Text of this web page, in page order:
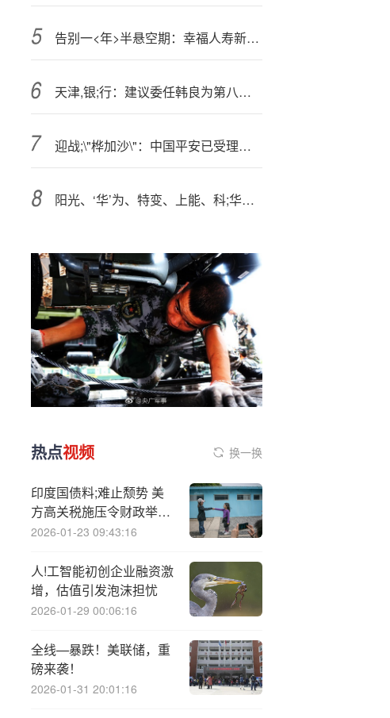
告别一<年>半悬空期：幸福人寿新董事长何六艺任职落槌，多重压力考验新管理层
天津,银;行：建议委任韩良为第八届董事会独立非执行董事
迎战;\"桦加沙\"：中国平安已受理报案1957笔、预估理赔超2239万，多地实施车辆转移救援
阳光、‘华’为、特变、上能、科;华等企业入围中国能建20GW逆变器集采
热点视频 换一换
印度国债料;难止颓势 美
方高关税施压令财政举债
担忧发酵
2026-01-23 09:43:16
人!工智能初创企业融资激
增，估值引发泡沫担忧
2026-01-29 00:06:16
全线—暴跌！美联储，重
磅来袭！
2026-01-31 20:01:16